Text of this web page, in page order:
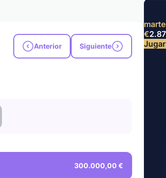
Anterior Siguiente
300.000,00 €
€